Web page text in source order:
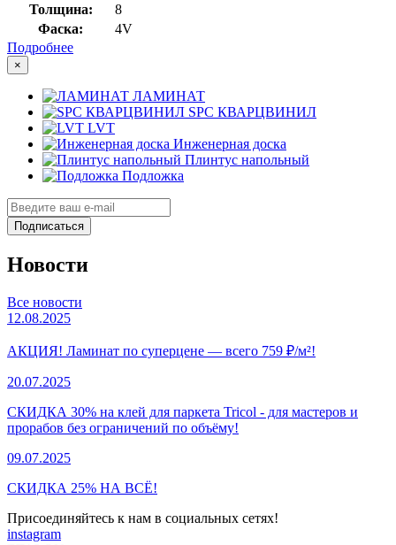
Толщина:
8
Фаска:
4V
Подробнее
×
ЛАМИНАТ
SPC КВАРЦВИНИЛ
LVT
Инженерная доска
Плинтус напольный
Подложка
Подписаться
Новости
Все новости
12.08.2025
АКЦИЯ! Ламинат по суперцене — всего 759 ₽/м²!
20.07.2025
СКИДКА 30% на клей для паркета Tricol - для мастеров и
прорабов без ограничений по объёму!
09.07.2025
СКИДКА 25% НА ВСЁ!
Присоединяйтесь к нам в социальных сетях!
instagram